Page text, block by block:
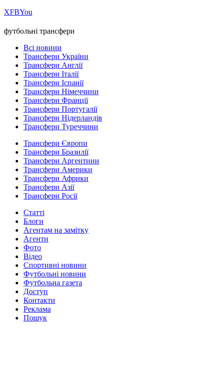
ХFBYou
футбольні трансфери
Всі новини
Трансфери України
Трансфери Англії
Трансфери Італії
Трансфери Іспанії
Трансфери Німеччини
Трансфери Франції
Трансфери Португалії
Трансфери Нідерландів
Трансфери Туреччини
Трансфери Європи
Трансфери Бразилії
Трансфери Аргентини
Трансфери Америки
Трансфери Африки
Трансфери Азії
Трансфери Росії
Статті
Блоги
Агентам на замітку
Агенти
Фото
Відео
Спортивні новини
Футбольні новини
Футбольна газета
Доступ
Контакти
Реклама
Пошук